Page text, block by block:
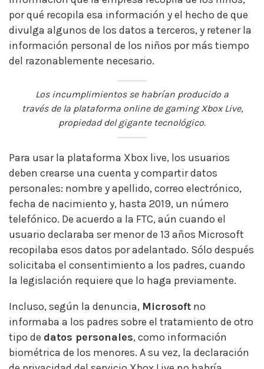
por qué recopila esa información y el hecho de que
divulga algunos de los datos a terceros, y retener la
información personal de los niños por más tiempo
del razonablemente necesario.
Los incumplimientos se habrían producido a
través de la plataforma online de gamingXbox Live,
propiedad del gigante tecnológico.
Para usar la plataforma Xbox live, los usuarios
deben crearse una cuenta y compartir datos
personales: nombre y apellido, correo electrónico,
fecha de nacimiento y, hasta 2019, un número
telefónico. De acuerdo a la FTC, aún cuando el
usuario declaraba ser menor de 13 años Microsoft
recopilaba esos datos por adelantado. Sólo después
solicitaba el consentimiento a los padres, cuando
la legislación requiere que lo haga previamente.
Incluso, según la denuncia, Microsoft no
informaba a los padres sobre el tratamiento de otro
tipo de datos personales, como información
biométrica de los menores. A su vez, la declaración